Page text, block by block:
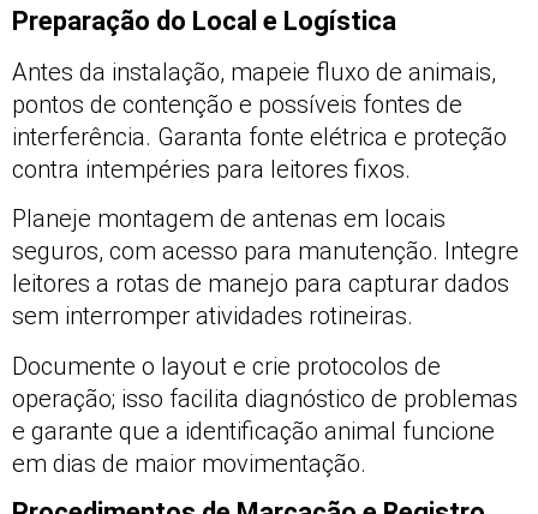
Preparação do Local e Logística
Antes da instalação, mapeie fluxo de animais,
pontos de contenção e possíveis fontes de
interferência. Garanta fonte elétrica e proteção
contra intempéries para leitores fixos.
Planeje montagem de antenas em locais
seguros, com acesso para manutenção. Integre
leitores a rotas de manejo para capturar dados
sem interromper atividades rotineiras.
Documente o layout e crie protocolos de
operação; isso facilita diagnóstico de problemas
e garante que a identificação animal funcione
em dias de maior movimentação.